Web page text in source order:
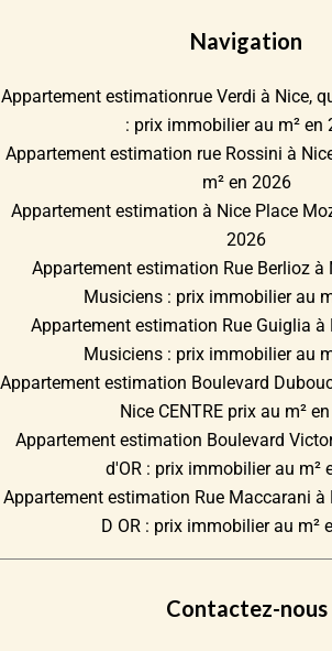
Navigation
Appartement estimationrue Verdi à Nice,
: prix immobilier au m² en
Appartement estimation rue Rossini à
m² en 2026
Appartement estimation à Nice Place
2026
Appartement estimation Rue Berlioz à
Musiciens : prix immobilier au
Appartement estimation Rue Guiglia à
Musiciens : prix immobilier au
Appartement estimation Boulevard
Nice CENTRE prix au m²
Appartement estimation Boulevard
d'OR : prix immobilier au m²
Appartement estimation Rue Maccarani à
D OR : prix immobilier au m²
Contactez-nous